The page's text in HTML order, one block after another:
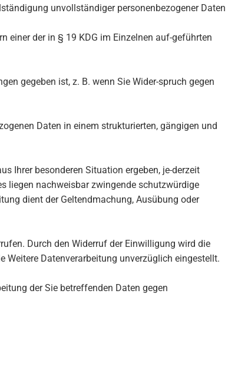
unvollständiger personenbezogener Daten
einer der in § 19 KDG im Einzelnen auf-geführten
gegeben ist, z. B. wenn Sie Wider-spruch gegen
Daten in einem strukturierten, gängigen und
Ihrer besonderen Situation ergeben, je-derzeit
liegen nachweisbar zwingende schutzwürdige
dient der Geltendmachung, Ausübung oder
Durch den Widerruf der Einwilligung wird die
Datenverarbeitung unverzüglich eingestellt.
der Sie betreffenden Daten gegen